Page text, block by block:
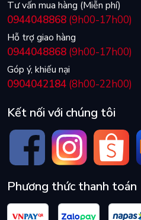
Tư vấn mua hàng (Miễn phí)
0944048868 (9h00-17h00)
Hỗ trợ giao hàng
0944048868 (9h00-17h00)
Góp ý, khiếu nại
0904042184 (8h00-22h00)
Kết nối với chúng tôi
Phương thức thanh toán